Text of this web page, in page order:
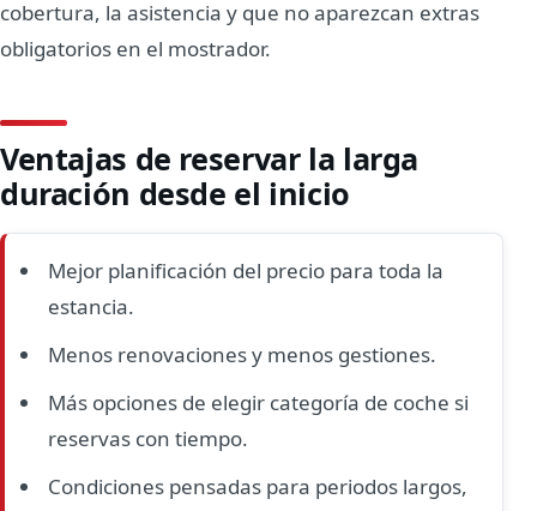
cobertura, la asistencia y que no aparezcan extras
obligatorios en el mostrador.
Ventajas de reservar la larga
duración desde el inicio
Mejor planificación del precio para toda la
estancia.
Menos renovaciones y menos gestiones.
Más opciones de elegir categoría de coche si
reservas con tiempo.
Condiciones pensadas para periodos largos,